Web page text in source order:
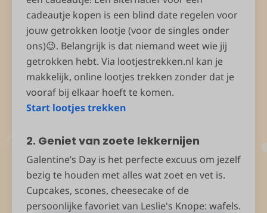
cadeautje kopen is een blind date regelen voor
jouw getrokken lootje (voor de singles onder
ons)😉. Belangrijk is dat niemand weet wie jij
getrokken hebt. Via lootjestrekken.nl kan je
makkelijk, online lootjes trekken zonder dat je
vooraf bij elkaar hoeft te komen.
Start lootjes trekken
2. Geniet van zoete lekkernijen
Galentine’s Day is het perfecte excuus om jezelf
bezig te houden met alles wat zoet en vet is.
Cupcakes, scones, cheesecake of de
persoonlijke favoriet van Leslie's Knope: wafels.